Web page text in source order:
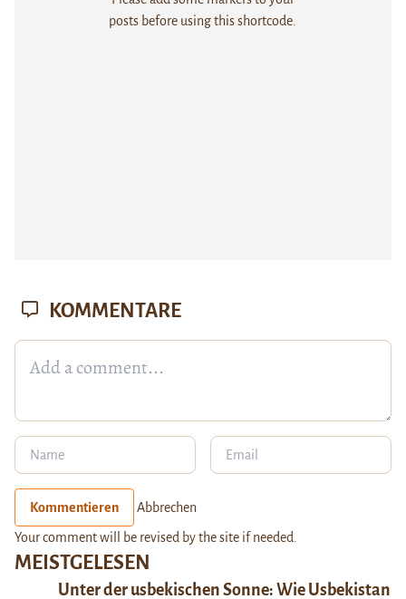
posts before using this shortcode.
MEISTGELESEN
Unter der usbekischen Sonne: Wie Usbekistan
KOMMENTARE
Kommentieren Abbrechen
Your comment will be revised by the site if needed.